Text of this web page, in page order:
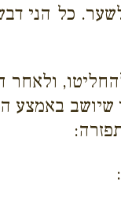
כל הני
ולאחר
באמצע